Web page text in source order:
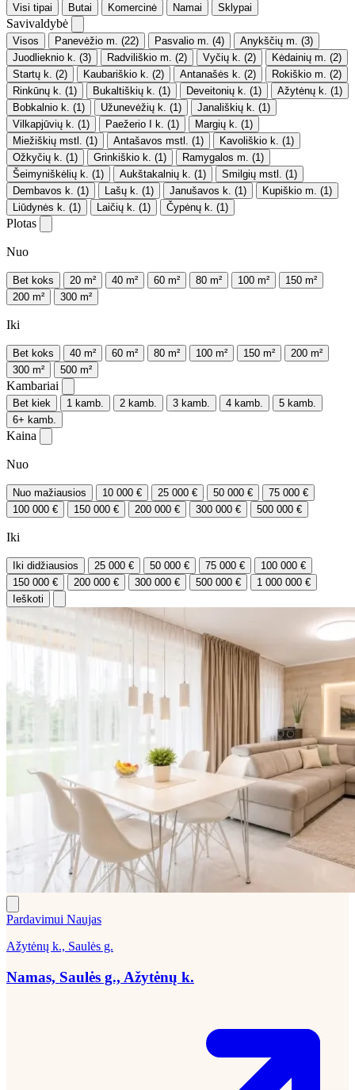
Visi tipai Butai Komercinė Namai Sklypai
Savivaldybė
Visos Panevėžio m. (22) Pasvalio m. (4) Anykščių m. (3)
Juodlieknio k. (3) Radviliškio m. (2) Vyčių k. (2) Kėdainių m. (2)
Startų k. (2) Kaubariškio k. (2) Antanašės k. (2) Rokiškio m. (2)
Rinkūnų k. (1) Bukaltiškių k. (1) Deveitonių k. (1) Ažytėnų k. (1)
Bobkalnio k. (1) Užunevėžių k. (1) Janališkių k. (1)
Vilkapjūvių k. (1) Paežerio I k. (1) Margių k. (1)
Miežiškių mstl. (1) Antašavos mstl. (1) Kavoliškio k. (1)
Ožkyčių k. (1) Grinkiškio k. (1) Ramygalos m. (1)
Šeimyniškėlių k. (1) Aukštakalnių k. (1) Smilgių mstl. (1)
Dembavos k. (1) Lašų k. (1) Janušavos k. (1) Kupiškio m. (1)
Liūdynės k. (1) Laičių k. (1) Čypėnų k. (1)
Plotas
Nuo
Bet koks 20 m² 40 m² 60 m² 80 m² 100 m²
150 m²
200 m²
300 m²
Iki
Bet koks 40 m² 60 m² 80 m² 100 m² 150 m²
200 m²
300 m²
500 m²
Kambariai
Bet kiek 1 kamb. 2 kamb. 3 kamb. 4 kamb.
5 kamb.
6+ kamb.
Kaina
Nuo
Nuo mažiausios 10 000 € 25 000 € 50 000 €
75 000 €
100 000 €
150 000 € 200 000 € 300 000 € 500 000 €
Iki
Iki didžiausios 25 000 € 50 000 € 75 000 €
100 000 €
150 000 €
200 000 € 300 000 € 500 000 €
1 000 000 €
Ieškoti
Pardavimui Naujas
Ažytėnų k., Saulės g.
Namas, Saulės g., Ažytėnų k.